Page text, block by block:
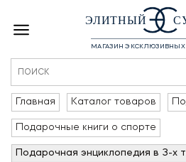
ЭЛИТНЫЙ
МАГАЗИН
Главная Каталог товаров
Подарочные книги о спорте
Подарочная энциклопедия в 3-х